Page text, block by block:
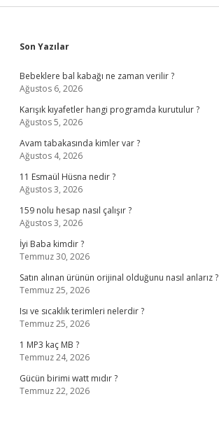
Sidebar
Son Yazılar
Bebeklere bal kabağı ne zaman verilir ?
Ağustos 6, 2026
Karışık kıyafetler hangi programda kurutulur ?
Ağustos 5, 2026
Avam tabakasında kimler var ?
Ağustos 4, 2026
11 Esmaül Hüsna nedir ?
Ağustos 3, 2026
159 nolu hesap nasıl çalışır ?
Ağustos 3, 2026
İyi Baba kimdir ?
Temmuz 30, 2026
Satın alınan ürünün orijinal olduğunu nasıl anlarız ?
Temmuz 25, 2026
Isı ve sıcaklık terimleri nelerdir ?
Temmuz 25, 2026
1 MP3 kaç MB ?
Temmuz 24, 2026
Gücün birimi watt mıdır ?
Temmuz 22, 2026